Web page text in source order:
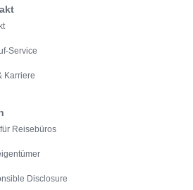
Service
Karriere
Reisebüros
Disclosure